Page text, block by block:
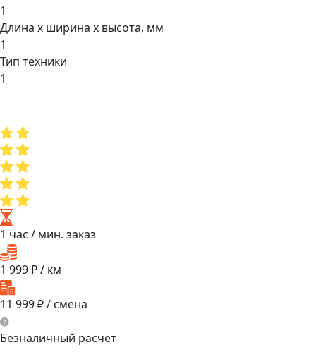
1
Длина х ширина х высота, мм
1
Тип техники
1
1 час / мин. заказ
1 999₽ / км
11 999₽ / смена
Безналичный расчет